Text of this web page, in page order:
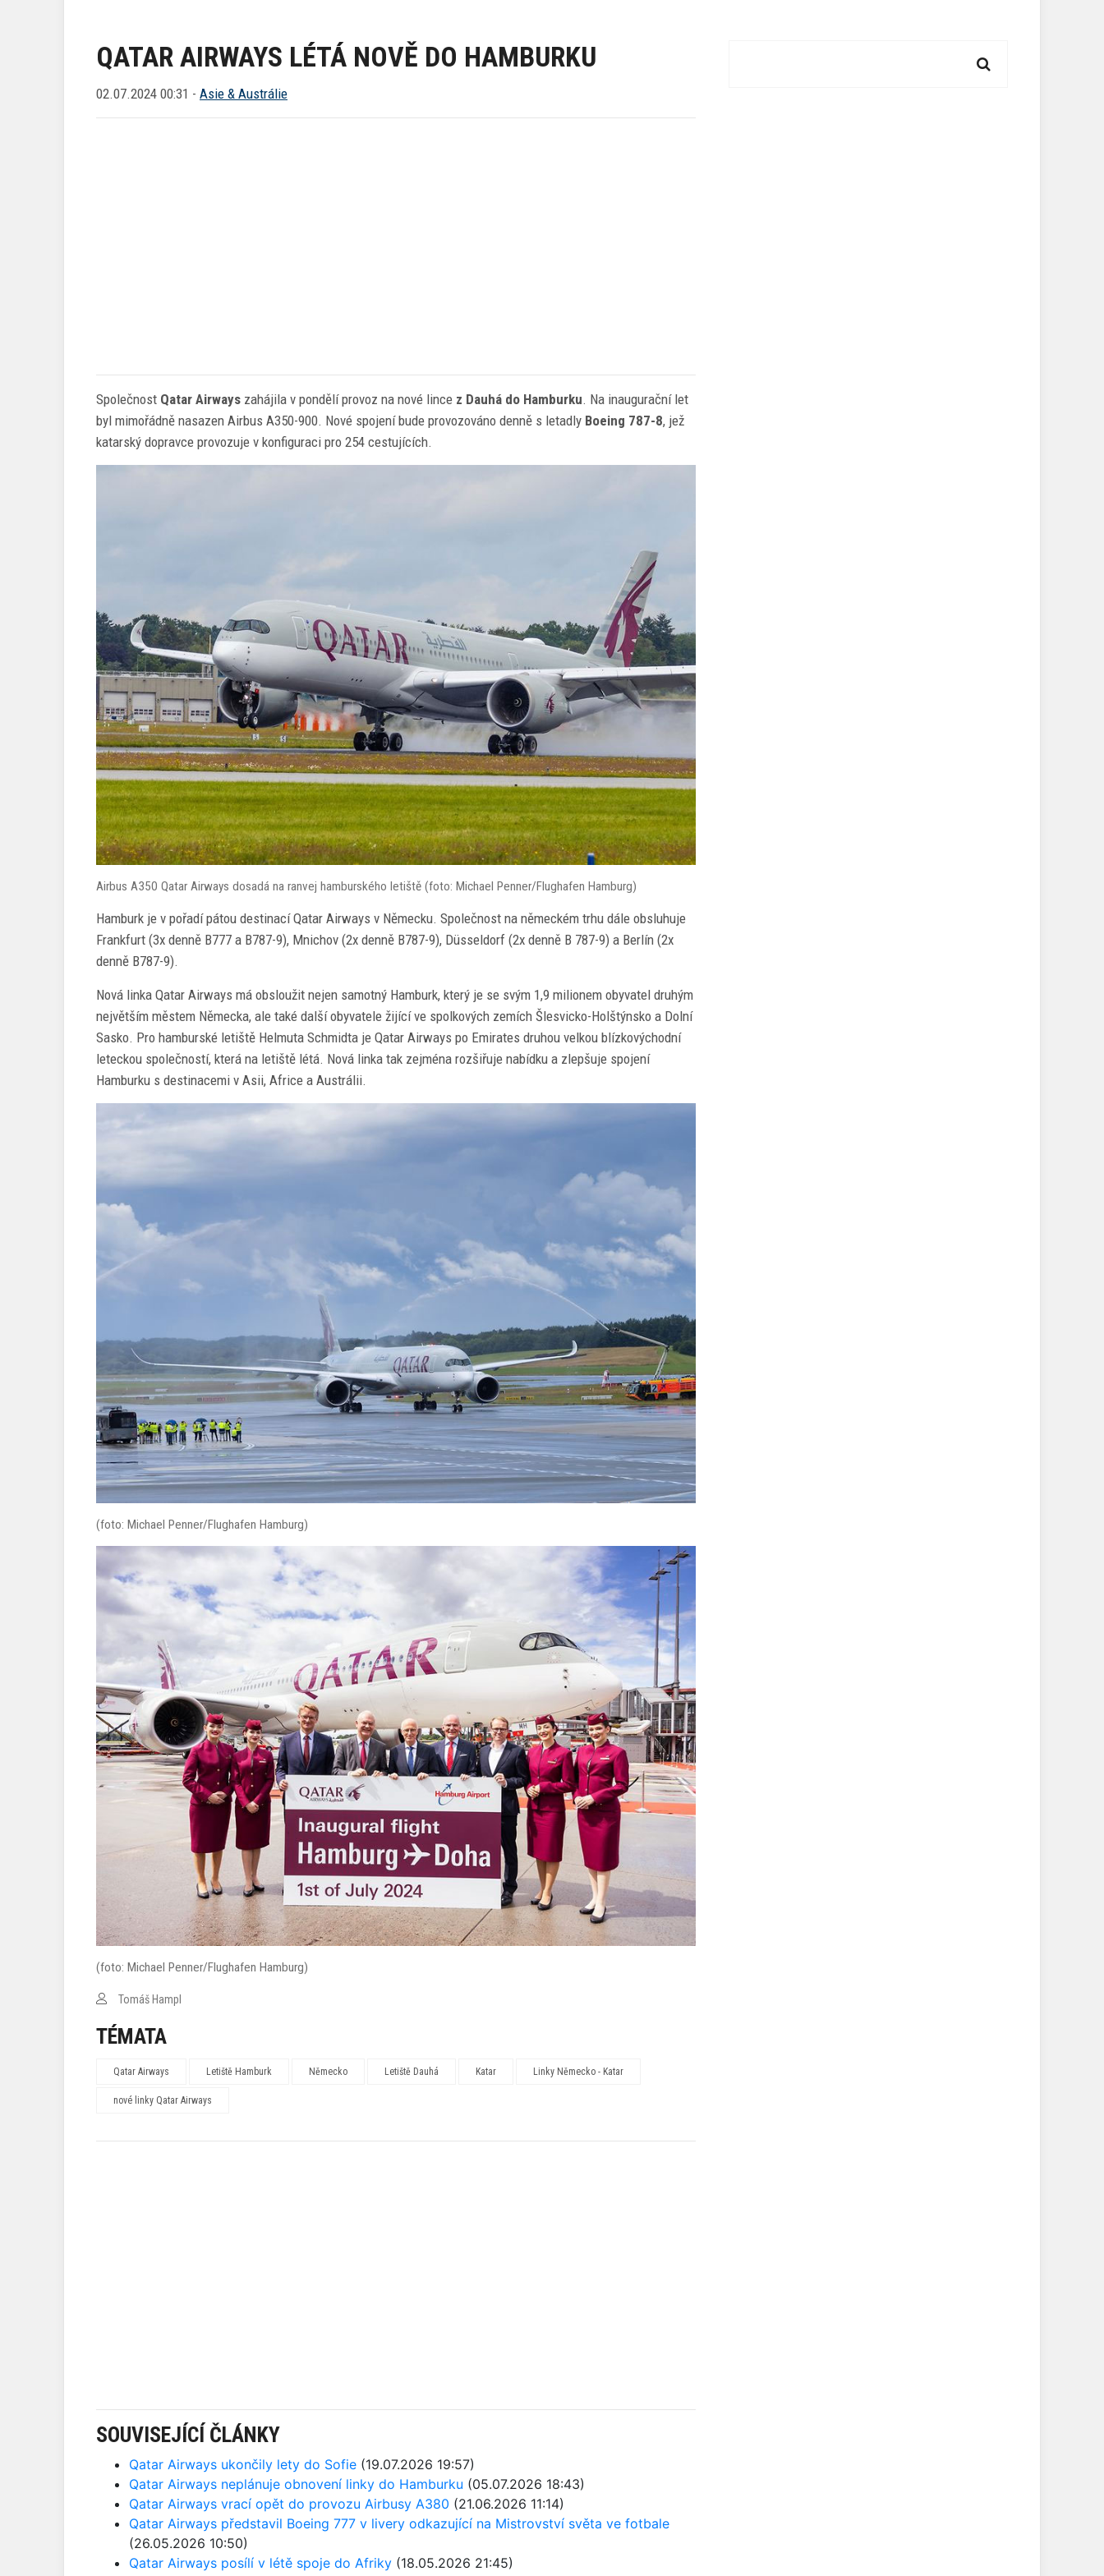
QATAR AIRWAYS LÉTÁ NOVĚ DO HAMBURKU
02.07.2024 00:31 - Asie & Austrálie
Společnost Qatar Airways zahájila v pondělí provoz na nové lince z Dauhá do Hamburku. Na inaugurační let
byl mimořádně nasazen Airbus A350-900. Nové spojení bude provozováno denně s letadly Boeing 787-8, jež
katarský dopravce provozuje v konfiguraci pro 254 cestujících.
Airbus A350 Qatar Airways dosadá na ranvej hamburského letiště (foto: Michael Penner/Flughafen Hamburg)
Hamburk je v pořadí pátou destinací Qatar Airways v Německu. Společnost na německém trhu dále obsluhuje
Frankfurt (3x denně B777 a B787-9), Mnichov (2x denně B787-9), Düsseldorf (2x denně B 787-9) a Berlín (2x
denně B787-9).
Nová linka Qatar Airways má obsloužit nejen samotný Hamburk, který je se svým 1,9 milionem obyvatel druhým
největším městem Německa, ale také další obyvatele žijící ve spolkových zemích Šlesvicko-Holštýnsko a Dolní
Sasko. Pro hamburské letiště Helmuta Schmidta je Qatar Airways po Emirates druhou velkou blízkovýchodní
leteckou společností, která na letiště létá. Nová linka tak zejména rozšiřuje nabídku a zlepšuje spojení
Hamburku s destinacemi v Asii, Africe a Austrálii.
(foto: Michael Penner/Flughafen Hamburg)
(foto: Michael Penner/Flughafen Hamburg)
Tomáš Hampl
TÉMATA
Qatar Airways Letiště Hamburk Německo Letiště Dauhá Katar Linky Německo - Katar
nové linky Qatar Airways
SOUVISEJÍCÍ ČLÁNKY
Qatar Airways ukončily lety do Sofie (19.07.2026 19:57)
Qatar Airways neplánuje obnovení linky do Hamburku (05.07.2026 18:43)
Qatar Airways vrací opět do provozu Airbusy A380 (21.06.2026 11:14)
Qatar Airways představil Boeing 777 v livery odkazující na Mistrovství světa ve fotbale
(26.05.2026 10:50)
Qatar Airways posílí v létě spoje do Afriky (18.05.2026 21:45)